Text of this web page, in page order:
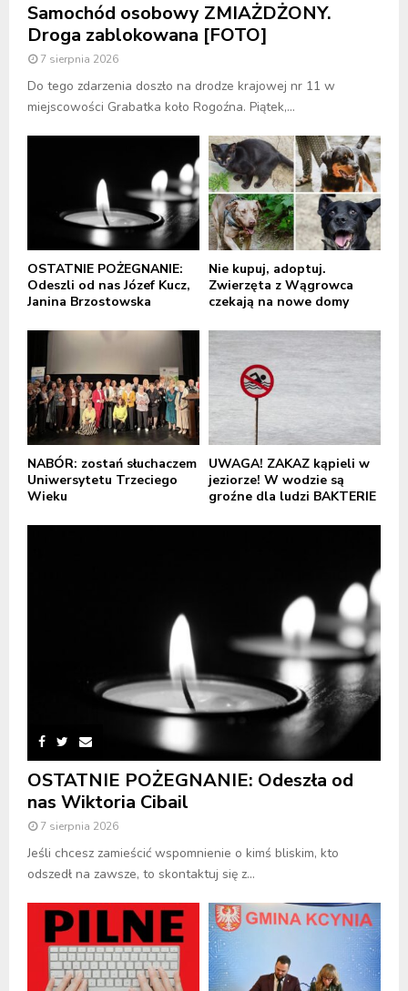
Samochód osobowy ZMIAŻDŻONY.
Droga zablokowana [FOTO]
7 sierpnia 2026
Do tego zdarzenia doszło na drodze krajowej nr 11 w
miejscowości Grabatka koło Rogoźna. Piątek,...
OSTATNIE POŻEGNANIE:
Odeszli od nas Józef Kucz,
Janina Brzostowska
Nie kupuj, adoptuj.
Zwierzęta z Wągrowca
czekają na nowe domy
NABÓR: zostań słuchaczem
Uniwersytetu Trzeciego
Wieku
UWAGA! ZAKAZ kąpieli w
jeziorze! W wodzie są
groźne dla ludzi BAKTERIE
OSTATNIE POŻEGNANIE: Odeszła od
nas Wiktoria Cibail
7 sierpnia 2026
Jeśli chcesz zamieścić wspomnienie o kimś bliskim, kto
odszedł na zawsze, to skontaktuj się z...